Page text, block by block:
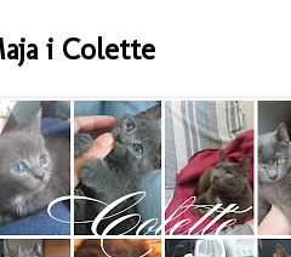
i Colette